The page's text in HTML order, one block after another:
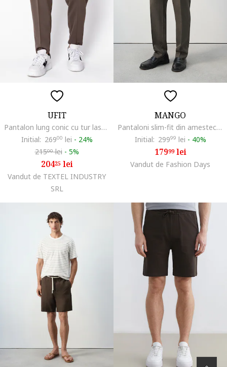
UFIT
Pantalon lung conic cu tur lasat Brown 22354, Maro
Initial: 26900 lei - 24%
21500lei - 5%
20425lei
Vandut de TEXTEL INDUSTRY
SRL
MANGO
Pantaloni slim-fit din amestec de lyocell si in, Maro taupe
Initial: 29999 lei - 40%
17999lei
Vandut de Fashion Days